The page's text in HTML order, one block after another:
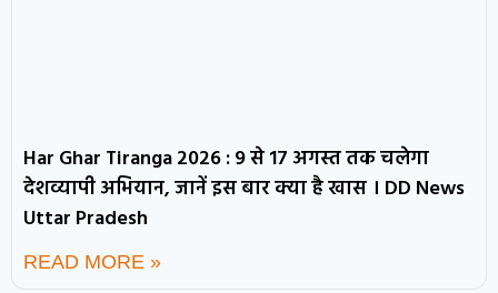
Har Ghar Tiranga 2026 : 9 से 17 अगस्त तक चलेगा
देशव्यापी अभियान, जानें इस बार क्या है खास । DD News
Uttar Pradesh
READ MORE »